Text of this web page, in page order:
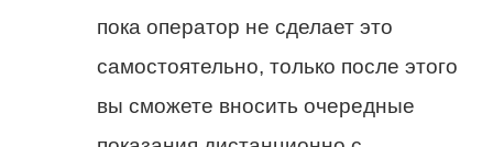
пока оператор не сделает это
самостоятельно, только после этого
вы сможете вносить очередные